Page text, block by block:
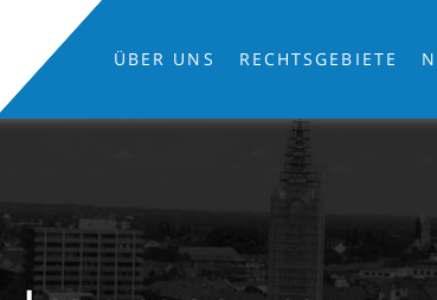
ÜBER UNS RECHTSGEBIETE